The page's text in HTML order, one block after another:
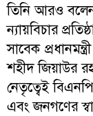
তিনি আরও
ন্যায়বিচার
সাবেক
শহীদ জিয়াউর
নেতৃত্বেই
এবং জনগণের